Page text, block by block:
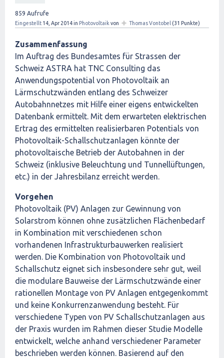
859 Aufrufe
Eingestellt 14, Apr 2014in Photovoltaik von ✦ Thomas Vontobel (31 Punkte)
Zusammenfassung
Im Auftrag des Bundesamtes für Strassen der
Schweiz ASTRA hat TNC Consulting das
Anwendungspotential von Photovoltaik an
Lärmschutzwänden entlang des Schweizer
Autobahnnetzes mit Hilfe einer eigens entwickelten
Datenbank ermittelt. Mit dem erwarteten elektrischen
Ertrag des ermittelten realisierbaren Potentials von
Photovoltaik-Schallschutzanlagen könnte der
photovoltaische Betrieb der Autobahnen in der
Schweiz (inklusive Beleuchtung und Tunnellüftungen,
etc.) in der Jahresbilanz erreicht werden.
Vorgehen
Photovoltaik (PV) Anlagen zur Gewinnung von
Solarstrom können ohne zusätzlichen Flächenbedarf
in Kombination mit verschiedenen schon
vorhandenen Infrastrukturbauwerken realisiert
werden. Die Kombination von Photovoltaik und
Schallschutz eignet sich insbesondere sehr gut, weil
die modulare Bauweise der Lärmschutzwände einer
rationellen Montage von PV Anlagen entgegenkommt
und keine Konkurrenzanwendung besteht. Für
verschiedene Typen von PV Schallschutzanlagen aus
der Praxis wurden im Rahmen dieser Studie Modelle
entwickelt, welche anhand verschiedener Parameter
beschrieben werden können. Basierend auf den